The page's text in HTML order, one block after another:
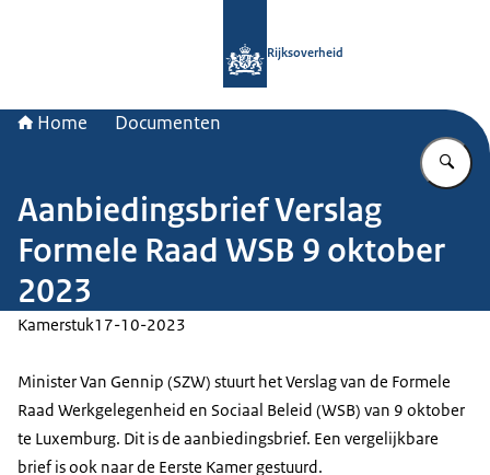
Rijksoverheid
Home Documenten
Aanbiedingsbrief Verslag
Formele Raad WSB 9 oktober
2023
Kamerstuk17-10-2023
Minister Van Gennip (SZW) stuurt het Verslag van de Formele
Raad Werkgelegenheid en Sociaal Beleid (WSB) van 9 oktober
te Luxemburg. Dit is de aanbiedingsbrief. Een vergelijkbare
brief is ook naar de Eerste Kamer gestuurd.